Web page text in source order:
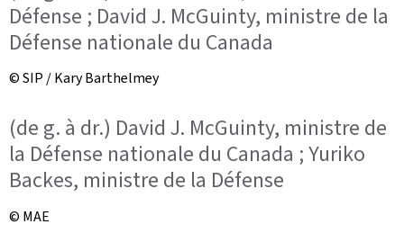
Défense ; David J. McGuinty, ministre de la
Défense nationale du Canada
© SIP / Kary Barthelmey
(de g. à dr.) David J. McGuinty, ministre de
la Défense nationale du Canada ; Yuriko
Backes, ministre de la Défense
© MAE